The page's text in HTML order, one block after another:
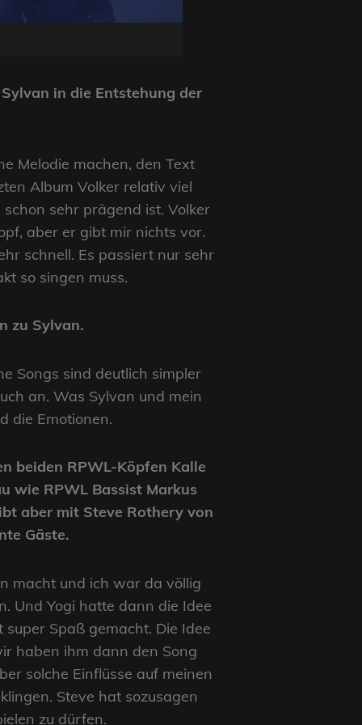
in die Entstehung der
Melodie machen, den Text
Album Volker relativ viel
sehr prägend ist. Volker
aber er gibt mir nichts vor.
schnell. Es passiert nur sehr
so singen muss.
zu Sylvan.
Songs sind deutlich simpler
an. Was Sylvan und mein
die Emotionen.
beiden RPWL-Köpfen Kalle
wie RPWL Bassist Markus
aber mit Steve Rothery von
Gäste.
macht und ich war da völlig
Und Yogi hatte dann die Idee
Spaß gemacht. Die Idee
haben ihm dann den Song
solche Einflüsse auf meinen
Steve hat sozusagen
zu dürfen.